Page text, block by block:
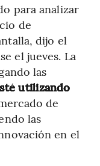
para analizar
de
dijo el
el jueves. La
las
utilizando
de
las
en el